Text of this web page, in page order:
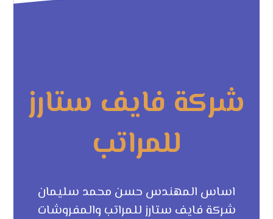
شركة فايف ستارز
للمراتب
اساس المهندس حسن محمد سليمان
شركة فايف ستارز للمراتب والمفروشات